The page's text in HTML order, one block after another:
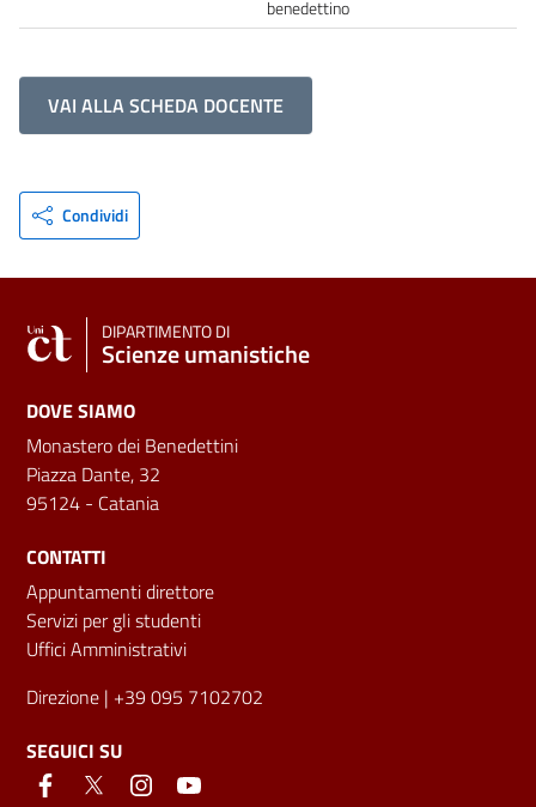
benedettino
VAI ALLA SCHEDA DOCENTE
Condividi
DIPARTIMENTO DI
Scienze umanistiche
DOVE SIAMO
Monastero dei Benedettini
Piazza Dante, 32
95124 - Catania
CONTATTI
Appuntamenti direttore
Servizi per gli studenti
Uffici Amministrativi
Direzione | +39 095 7102702
SEGUICI SU